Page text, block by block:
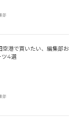
部
空港で買いたい、編集部お
ツ4選
部